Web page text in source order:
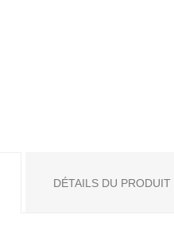
DÉTAILS DU PRODUIT